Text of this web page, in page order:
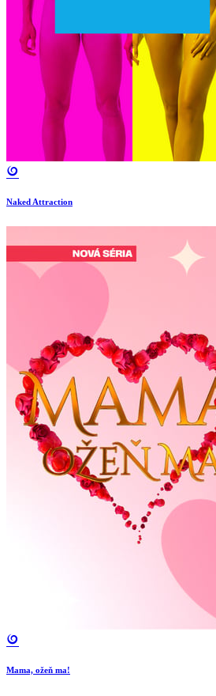
Naked Attraction
Mama, ožeň ma!